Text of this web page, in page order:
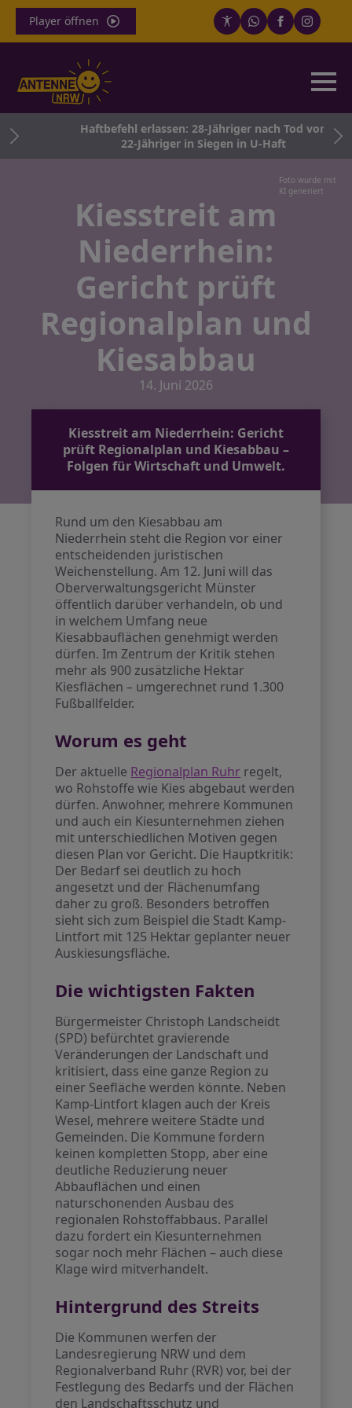
Player öffnen
Haftbefehl erlassen: 28-Jähriger nach Tod von
22-Jähriger in Siegen in U-Haft
Foto wurde mit
KI generiert
Kiesstreit am
Niederrhein:
Gericht prüft
Regionalplan und
Kiesabbau
14. Juni 2026
Kiesstreit am Niederrhein: Gericht
prüft Regionalplan und Kiesabbau –
Folgen für Wirtschaft und Umwelt.
Rund um den Kiesabbau am
Niederrhein steht die Region vor einer
entscheidenden juristischen
Weichenstellung. Am 12. Juni will das
Oberverwaltungsgericht Münster
öffentlich darüber verhandeln, ob und
in welchem Umfang neue
Kiesabbauflächen genehmigt werden
dürfen. Im Zentrum der Kritik stehen
mehr als 900 zusätzliche Hektar
Kiesflächen – umgerechnet rund 1.300
Fußballfelder.
Worum es geht
Der aktuelle Regionalplan Ruhr regelt,
wo Rohstoffe wie Kies abgebaut werden
dürfen. Anwohner, mehrere Kommunen
und auch ein Kiesunternehmen ziehen
mit unterschiedlichen Motiven gegen
diesen Plan vor Gericht. Die Hauptkritik:
Der Bedarf sei deutlich zu hoch
angesetzt und der Flächenumfang
daher zu groß. Besonders betroffen
sieht sich zum Beispiel die Stadt Kamp-
Lintfort mit 125 Hektar geplanter neuer
Auskiesungsfläche.
Die wichtigsten Fakten
Bürgermeister Christoph Landscheidt
(SPD) befürchtet gravierende
Veränderungen der Landschaft und
kritisiert, dass eine ganze Region zu
einer Seefläche werden könnte. Neben
Kamp-Lintfort klagen auch der Kreis
Wesel, mehrere weitere Städte und
Gemeinden. Die Kommune fordern
keinen kompletten Stopp, aber eine
deutliche Reduzierung neuer
Abbauflächen und einen
naturschonenden Ausbau des
regionalen Rohstoffabbaus. Parallel
dazu fordert ein Kiesunternehmen
sogar noch mehr Flächen – auch diese
Klage wird mitverhandelt.
Hintergrund des Streits
Die Kommunen werfen der
Landesregierung NRW und dem
Regionalverband Ruhr (RVR) vor, bei der
Festlegung des Bedarfs und der Flächen
den Landschaftsschutz und